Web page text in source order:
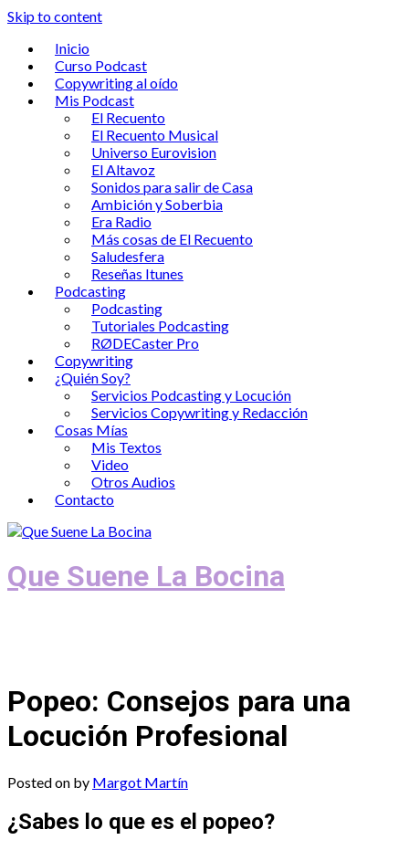
Skip to content
Inicio
Curso Podcast
Copywriting al oído
Mis Podcast
El Recuento
El Recuento Musical
Universo Eurovision
El Altavoz
Sonidos para salir de Casa
Ambición y Soberbia
Era Radio
Más cosas de El Recuento
Saludesfera
Reseñas Itunes
Podcasting
Podcasting
Tutoriales Podcasting
RØDECaster Pro
Copywriting
¿Quién Soy?
Servicios Podcasting y Locución
Servicios Copywriting y Redacción
Cosas Mías
Mis Textos
Video
Otros Audios
Contacto
Que Suene La Bocina
Popeo: Consejos para una
Locución Profesional
Posted on by Margot Martín
¿Sabes lo que es el popeo?